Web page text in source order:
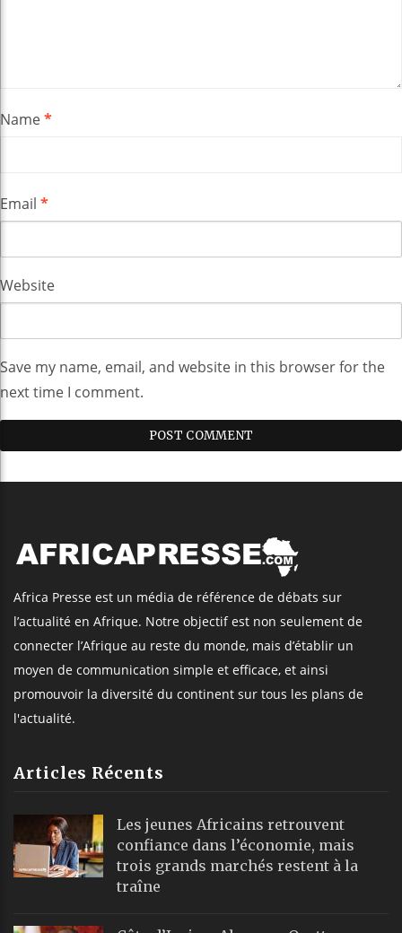
Name*
Email *
Website
Save my name, email, and website in this browser for the
next time I comment.
Africa Presse est un média de référence de débats sur
l’actualité en Afrique. Notre objectif est non seulement de
connecter l’Afrique au reste du monde, mais d’établir un
moyen de communication simple et efficace, et ainsi
promouvoir la diversité du continent sur tous les plans de
l'actualité.
Articles Récents
Les jeunes Africains retrouvent
confiance dans l’économie, mais
trois grands marchés restent à la
traîne